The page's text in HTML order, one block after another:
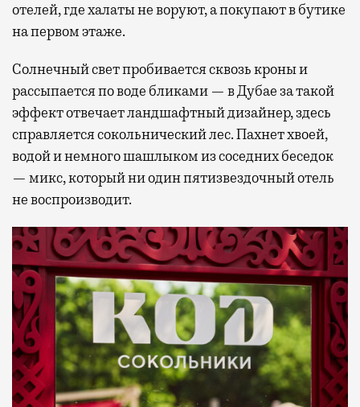
отелей, где халаты не воруют, а покупают в бутике
на первом этаже.
Солнечный свет пробивается сквозь кроны и
рассыпается по воде бликами — в Дубае за такой
эффект отвечает ландшафтный дизайнер, здесь
справляется сокольнический лес. Пахнет хвоей,
водой и немного шашлыком из соседних беседок
— микс, который ни один пятизвездочный отель
не воспроизводит.